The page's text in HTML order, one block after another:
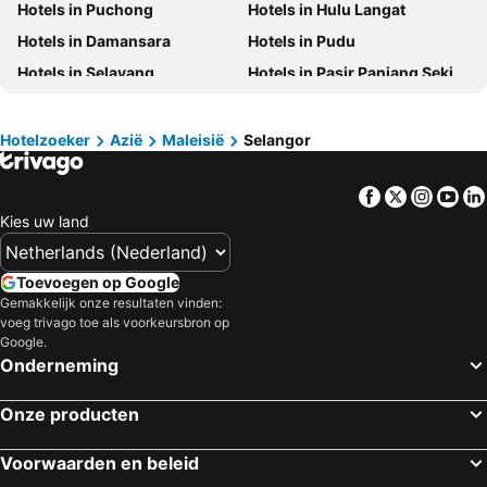
Hotels in België
Hotels in Spanje
Hotels in Drenthe
Hotels in Frankrijk
Hotels in Gardameer
Hotels in Curacao
Hotels in Veluwe
Hotels in Oostenrijk
Hotels in Gelderland
Hotels in Puchong
Hotels in Hulu Langat
Hotels in Damansara
Hotels in Pudu
Hotels in Selayang
Hotels in Pasir Panjang Sekinchan
Hotels in Batu Caves
Hotels in Port Klang
Hotels in Kapar
Hotels in Serdang
Hotels in Setapak
Hotelzoeker Azië Maleisië Selangor
Facebook
Twitter
Kies uw land
Toevoegen op Google
Gemakkelijk onze resultaten vinden:
voeg trivago toe als voorkeursbron op
Google.
Onderneming
Onze producten
Voorwaarden en beleid